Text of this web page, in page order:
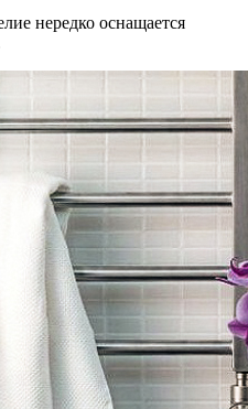
нередко оснащается